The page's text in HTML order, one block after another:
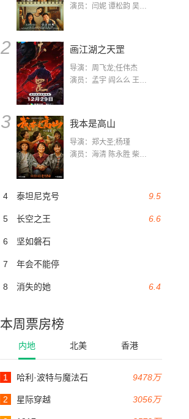
演员：闫妮 谭松韵 吴京 蒋龙 赵小棠 冯雷 李虎城 平安 小七 小可乐
2 画江湖之天罡
导演：周飞龙;任伟杰
演员：孟宇 阎么么 王凯 郭政建 阎萌萌 杨默 高枫 齐斯伽 刘芊含 马程
3 我本是高山
导演：郑大圣;杨瑾
演员：海清 陈永胜 柴烨 王玥婷 万国鹏 美朵达瓦 赵瑞婷 罗解艳 郭莉娜 潘家艳
9.5
4 泰坦尼克号
6.6
5 长空之王
6 坚如磐石
7 年会不能停
6.4
8 消失的她
本周票房榜
内地 北美 香港
9478万
1 哈利·波特与魔法石
3056万
2 星际穿越